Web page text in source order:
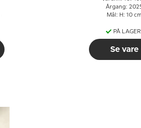
Årgang:
Mål: H: 10
PÅ LAGER
Se vare